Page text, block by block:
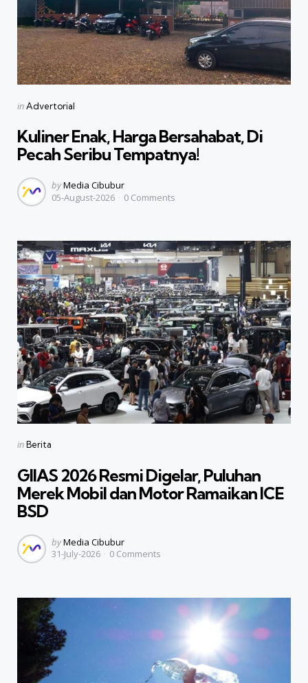
Categories
Posted
inAdvertorial
Kuliner Enak, Harga Bersahabat, Di
Pecah Seribu Tempatnya!
Posted
by
byMedia Cibubur
05-August-2026
0 Comments
Categories
Posted
inBerita
GIIAS 2026 Resmi Digelar, Puluhan
Merek Mobil dan Motor Ramaikan ICE
BSD
Posted
by
byMedia Cibubur
31-July-2026
0 Comments